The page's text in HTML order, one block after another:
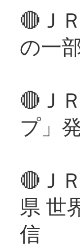
🔴Ｊ
の一
🔴Ｊ
プ」
🔴Ｊ
県 世
信